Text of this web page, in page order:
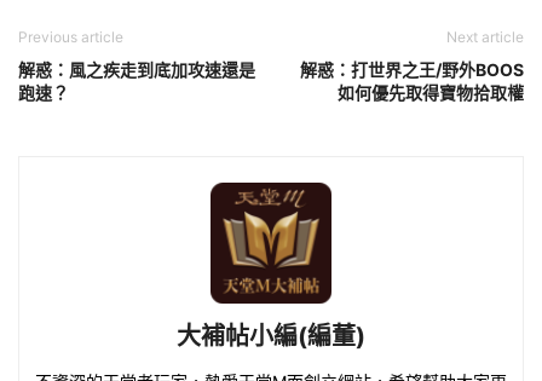
Previous article
解惑：風之疾走到底加攻速還是
跑速？
Next article
解惑：打世界之王/野外BOOS
如何優先取得寶物拾取權
大補帖小編(編董)